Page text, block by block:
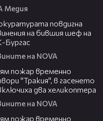
Медия
повдигна
на бившия шеф на
Бургас
на NOVA
пожар временно
"Тракия", в гасенето
два хеликоптера
на NOVA
пожар временно